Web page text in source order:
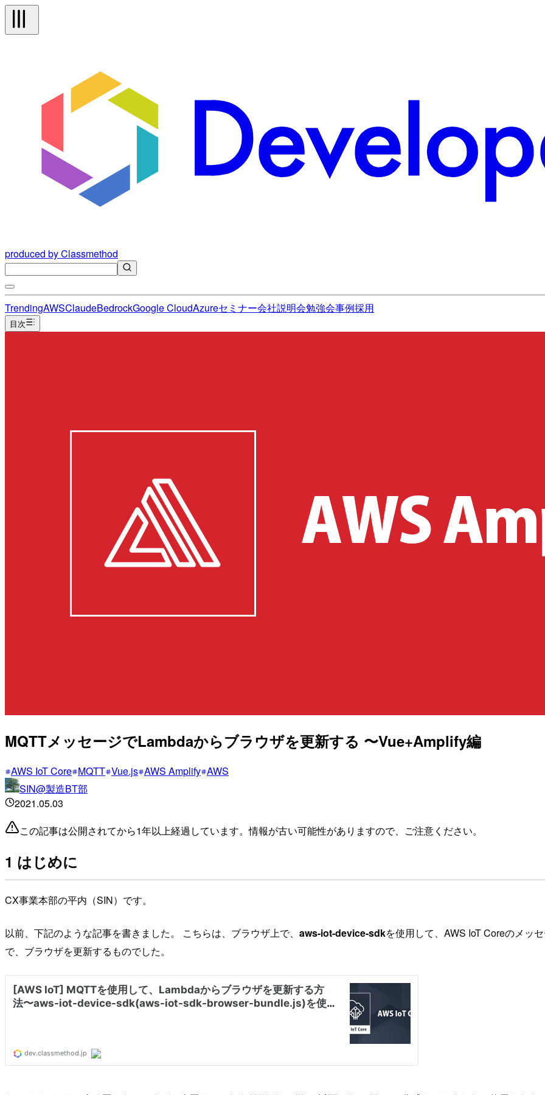
produced by Classmethod
TrendingAWSClaudeBedrockGoogle CloudAzureセミナー会社説明会勉強会事例採用
目次
MQTTメッセージでLambdaからブラウザを更新する 〜Vue+Amplify編
AWS IoT Core MQTT Vue.js AWS Amplify AWS
SIN@製造BT部
2021.05.03
この記事は公開されてから1年以上経過しています。情報が古い可能性がありますので、ご注意ください。
1 はじめに
CX事業本部の平内（SIN）です。
以前、下記のような記事を書きました。 こちらは、ブラウザ上で、 aws-iot-device-sdkを使用して、AWS IoT Coreのメッ
で、ブラウザを更新するものでした。